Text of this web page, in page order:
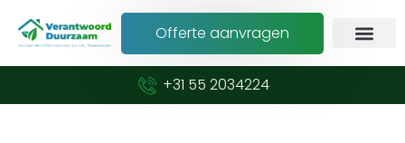
Offerte aanvragen
+31 55 2034224